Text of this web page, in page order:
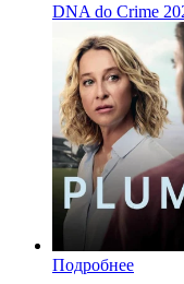
DNA do Crime
Подробнее